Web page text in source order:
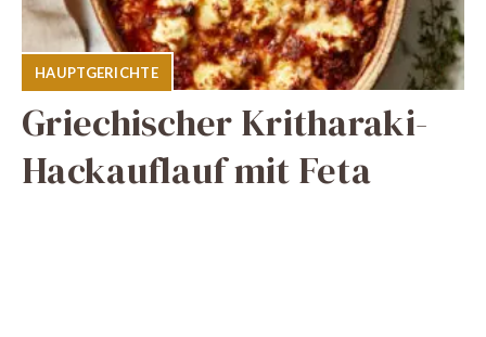
HAUPTGERICHTE
Griechischer Kritharaki-
Hackauflauf mit Feta